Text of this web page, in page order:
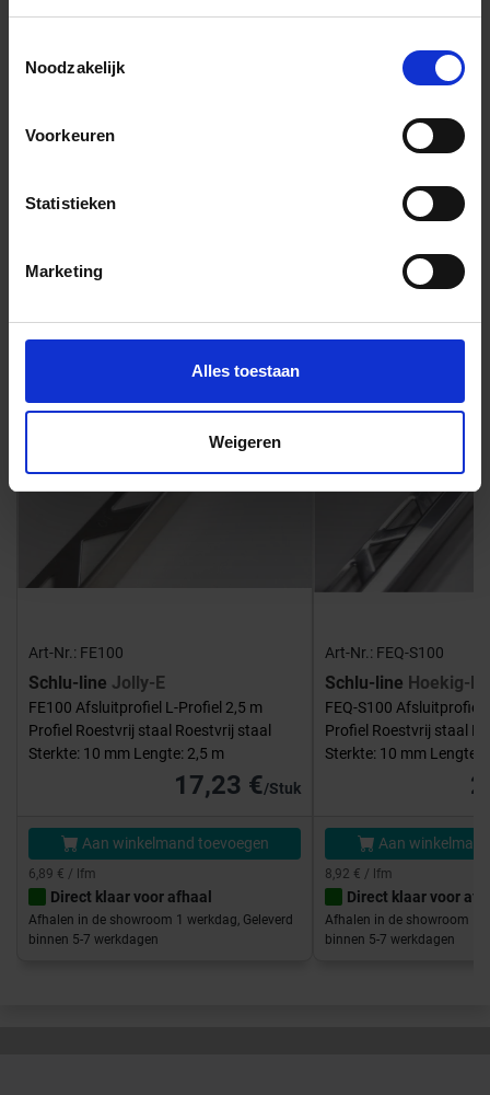
Noodzakelijk
Voorkeuren
Statistieken
Marketing
Alles toestaan
Weigeren
Bijpassende afwerklijsten en hoeken
Art-Nr.: FE100
Schlu-line Jolly-E
FE100 Afsluitprofiel L-Profiel 2,5 m
Profiel Roestvrij staal Roestvrij staal
Sterkte: 10 mm Lengte: 2,5 m
17,23 €/Stuk
Aan winkelmand toevoegen
6,89 € / lfm
Direct klaar voor afhaal
Afhalen in de showroom 1 werkdag, Geleverd
binnen 5-7 werkdagen
Art-Nr.: FEQ-S100
Schlu-line Hoekig-E
FEQ-S100 Afsluitprofiel
Profiel Roestvrij staal
Sterkte: 10 mm Lengte:
Aan
8,92 € / lfm
Direct klaar voor
Afhalen in de showroom 1
binnen 5-7 werkdagen